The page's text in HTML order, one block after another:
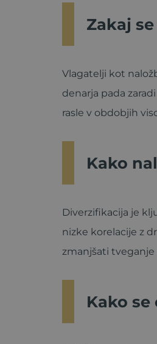
Zakaj
Vlagatelji kot
denarja pada
rasle v obdobjih
Kako
Diverzifikacija je
nizke korelacije z
zmanjšati
Kako